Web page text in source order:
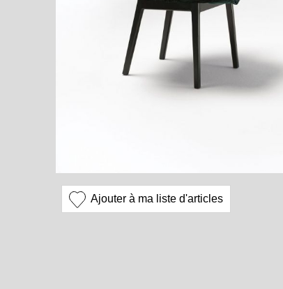
Ajouter à ma liste d'articles